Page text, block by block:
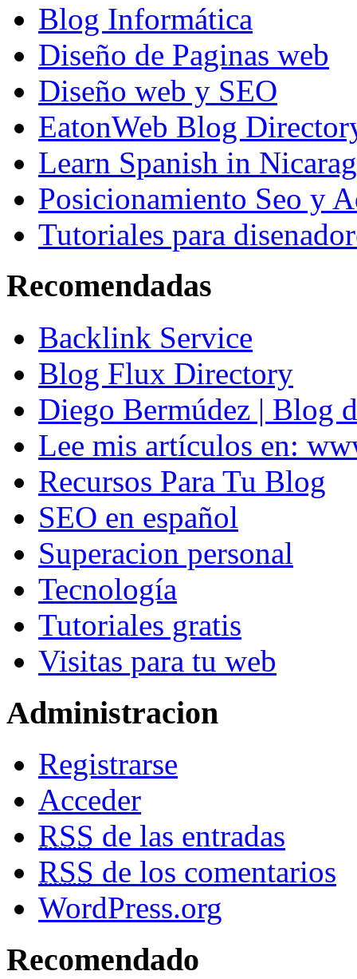
Blog Informática
Diseño de Paginas web
Diseño web y SEO
EatonWeb Blog
Learn Spanish in
Posicionamiento Seo y
Tutoriales para
Recomendadas
Backlink Service
Blog Flux Directory
Diego Bermúdez | Blog
Lee mis artículos en:
Recursos Para Tu Blog
SEO en español
Superacion personal
Tecnología
Tutoriales gratis
Visitas para tu web
Administracion
Registrarse
Acceder
RSS de las entradas
RSS de los comentarios
WordPress.org
Recomendado